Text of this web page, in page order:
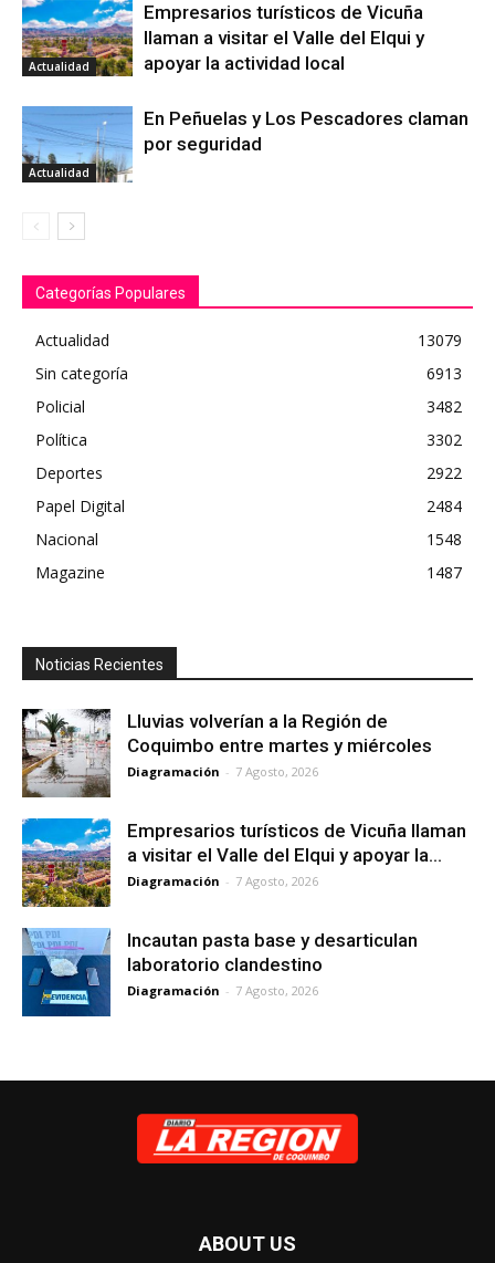
Actualidad
Empresarios turísticos de Vicuña
llaman a visitar el Valle del Elqui y
apoyar la actividad local
Actualidad
En Peñuelas y Los Pescadores claman
por seguridad
Categorías Populares
Actualidad
13079
Sin categoría
6913
Policial
3482
Política
3302
Deportes
2922
Papel Digital
2484
Nacional
1548
Magazine
1487
Noticias Recientes
Lluvias volverían a la Región de
Coquimbo entre martes y miércoles
Diagramación - 7 Agosto, 2026
Empresarios turísticos de Vicuña llaman
a visitar el Valle del Elqui y apoyar la...
Diagramación - 7 Agosto, 2026
Incautan pasta base y desarticulan
laboratorio clandestino
Diagramación - 7 Agosto, 2026
ABOUT US